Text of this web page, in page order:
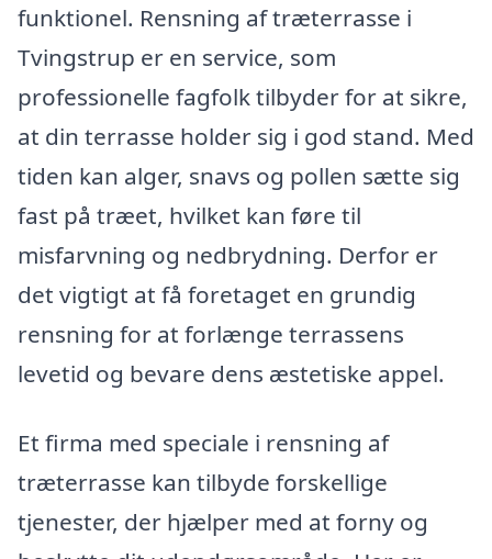
funktionel. Rensning af træterrasse i
Tvingstrup er en service, som
professionelle fagfolk tilbyder for at sikre,
at din terrasse holder sig i god stand. Med
tiden kan alger, snavs og pollen sætte sig
fast på træet, hvilket kan føre til
misfarvning og nedbrydning. Derfor er
det vigtigt at få foretaget en grundig
rensning for at forlænge terrassens
levetid og bevare dens æstetiske appel.
Et firma med speciale i rensning af
træterrasse kan tilbyde forskellige
tjenester, der hjælper med at forny og